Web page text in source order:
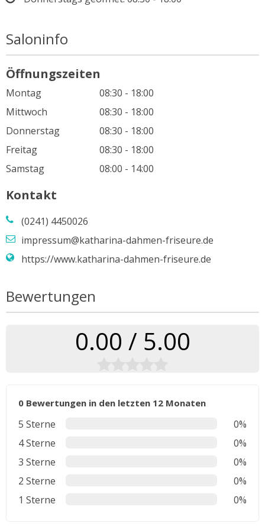
Saloninfo
Öffnungszeiten
Montag
08:30 - 18:00
Mittwoch
08:30 - 18:00
Donnerstag
08:30 - 18:00
Freitag
08:30 - 18:00
Samstag
08:00 - 14:00
Kontakt
(0241) 4450026
impressum@katharina-dahmen-friseure.de
https://www.katharina-dahmen-friseure.de
Bewertungen
0.00 / 5.00
0 Bewertungen in den letzten 12 Monaten
5 Sterne
0%
4 Sterne
0%
3 Sterne
0%
2 Sterne
0%
1 Sterne
0%